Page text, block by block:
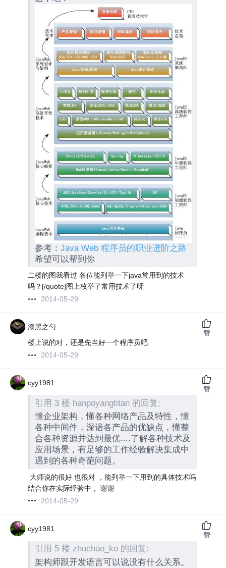
参考：Java Web 程序员的职业进阶之路
希望可以帮到你
二楼的图我看过 各位能列举一下java常用到的技术
吗？[/quote]图上枚举了常用技术了呀
2014-05-29
漆黑之勺
楼上说的对，还是先当好一个程序员吧
2014-05-29
赞
cyy1981
引用 3 楼 hanpoyangtitan 的回复:
懂企业架构，懂各种网络产品及特性，懂
各种中间件，深谙各产品的优缺点，懂整
合各种资源并达到最优....了解各种技术及
应用场景，有足够的工作经验解决集成中
遇到的各种奇葩问题。
大师说的很好 也很对 ，能列举一下用到的具体技术吗
结合你在实际经验中， 谢谢
2014-05-29
赞
cyy1981
引用 5 楼 zhuchao_ko 的回复:
架构师跟开发语言可以说没有什么关系。
赞